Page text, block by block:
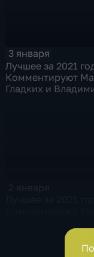
3 января
Лучшее за 2021
Комментируют
Гладких и
Владимир